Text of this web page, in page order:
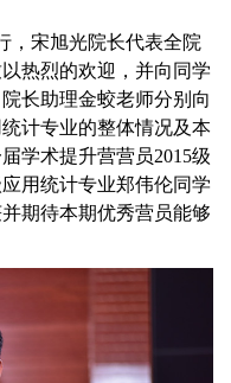
，宋旭光院长代表全院
热烈的欢迎，并向同学
长助理金蛟老师分别向
计专业的整体情况及本
学术提升营营员2015级
用统计专业郑伟伦同学
期待本期优秀营员能够